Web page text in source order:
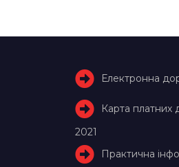
Електронна
Карта платних
2021
Практична